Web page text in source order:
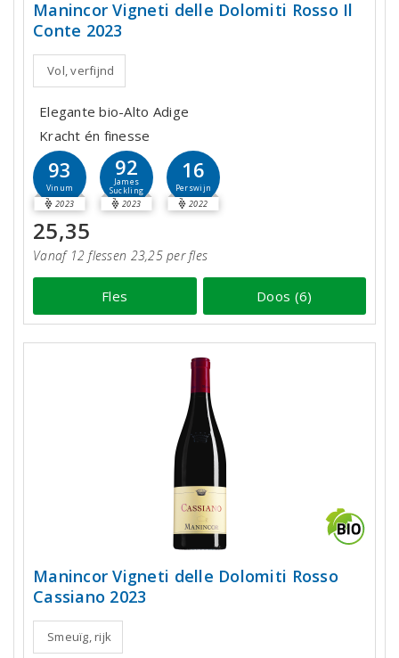
Manincor Vigneti delle Dolomiti Rosso Il
Conte 2023
Vol, verfijnd
Elegante bio-Alto Adige
Kracht én finesse
93
Vinum
2023
92
James
Suckling
2023
16
Perswijn
2022
25,35
Vanaf 12 flessen 23,25 per fles
Fles Doos (6)
Manincor Vigneti delle Dolomiti Rosso
Cassiano 2023
Smeuïg, rijk